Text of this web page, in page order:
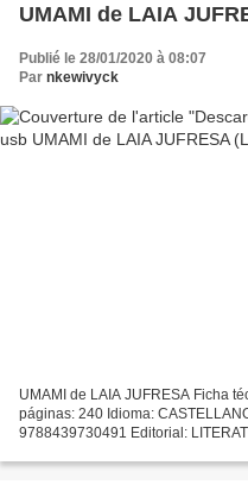
UMAMI de LAIA
Publié le 28/01/2020 à 08:07
Par nkewivyck
UMAMI de LAIA JUFRESA Ficha
páginas: 240 Idioma:
9788439730491 Editorial: